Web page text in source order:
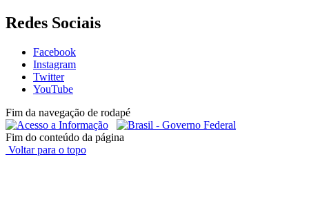
Redes Sociais
Facebook
Instagram
Twitter
YouTube
Fim da navegação de rodapé
Fim do conteúdo da página
Voltar para o topo